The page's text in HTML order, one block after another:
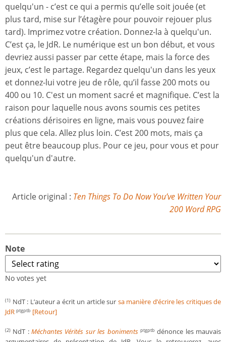
quelqu'un - c’est ce qui a permis qu’elle soit jouée (et
plus tard, mise sur l’étagère pour pouvoir rejouer plus
tard). Imprimez votre création. Donnez-la à quelqu'un.
C’est ça, le JdR. Le numérique est un bon début, et vous
devriez aussi passer par cette étape, mais la force des
jeux, c’est le partage. Regardez quelqu'un dans les yeux
et donnez-lui votre jeu de rôle, qu’il fasse 200 mots ou
400 ou 10. C'est un moment sacré et magnifique. C’est la
raison pour laquelle nous avons soumis ces petites
créations dérisoires en ligne, mais vous pouvez faire
plus que cela. Allez plus loin. C’est 200 mots, mais ça
peut être beaucoup plus. Pour ce jeu, pour vous et pour
quelqu'un d'autre.
Article original : Ten Things To Do Now You’ve Written Your
200 Word RPG
Note
No votes yet
(1) NdT : L’auteur a écrit un article sur sa manière d’écrire les critiques de
JdR ptgptb [Retour]
(2) NdT :Méchantes Vérités sur les boniments ptgptb dénonce les mauvais